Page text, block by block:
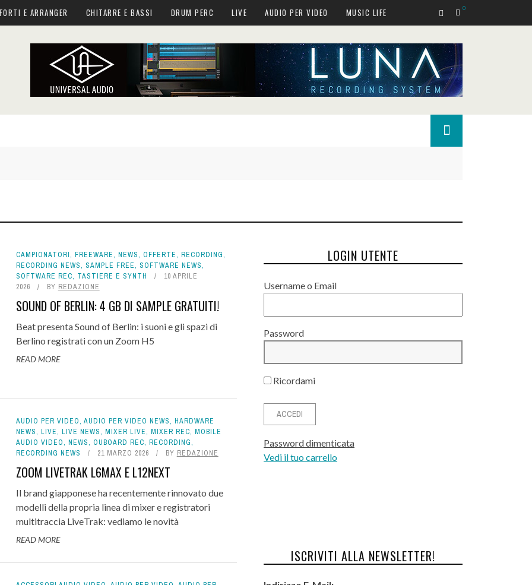
E ARRANGER CHITARRE E BASSI DRUM PERC LIVE AUDIO PER VIDEO MUSIC LIFE 0
CAMPIONATORI, FREEWARE, NEWS, OFFERTE, RECORDING,
RECORDING NEWS, SAMPLE FREE, SOFTWARE NEWS,
SOFTWARE REC, TASTIERE E SYNTH
10 APRILE
2026
BY REDAZIONE
SOUND OF BERLIN: 4 GB DI SAMPLE GRATUITI!
Beat presenta Sound of Berlin: i suoni e gli spazi di
Berlino registrati con un Zoom H5
READ MORE
AUDIO PER VIDEO, AUDIO PER VIDEO NEWS, HARDWARE
NEWS, LIVE, LIVE NEWS, MIXER LIVE, MIXER REC, MOBILE
AUDIO VIDEO, NEWS, OUBOARD REC, RECORDING,
RECORDING NEWS
21 MARZO 2026 BY REDAZIONE
ZOOM LIVETRAK L6MAX E L12NEXT
Il brand giapponese ha recentemente rinnovato due
modelli della propria linea di mixer e registratori
multitraccia LiveTrak: vediamo le novità
READ MORE
LOGIN UTENTE
Username o Email
Password
Ricordami
Password dimenticata
Vedi il tuo carrello
ISCRIVITI ALLA NEWSLETTER!